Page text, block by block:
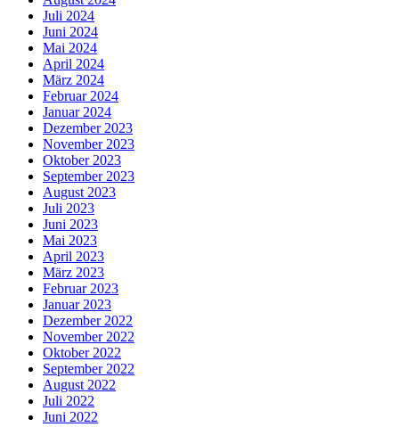
Juli 2024
Juni 2024
Mai 2024
April 2024
März 2024
Februar 2024
Januar 2024
Dezember 2023
November 2023
Oktober 2023
September 2023
August 2023
Juli 2023
Juni 2023
Mai 2023
April 2023
März 2023
Februar 2023
Januar 2023
Dezember 2022
November 2022
Oktober 2022
September 2022
August 2022
Juli 2022
Juni 2022